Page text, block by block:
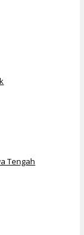
Tengah